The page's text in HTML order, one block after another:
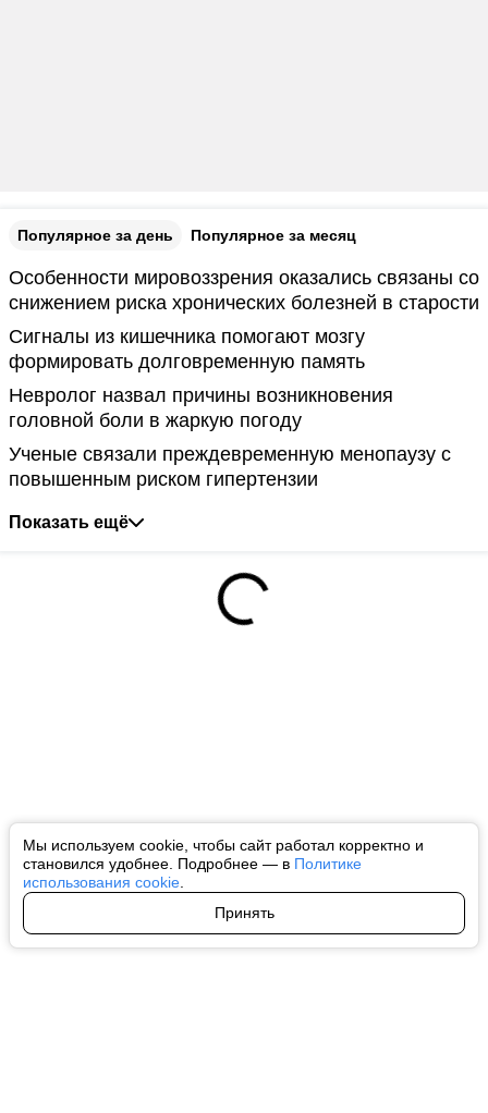
Мы используем cookie, чтобы сайт работал корректно и
становился удобнее. Подробнее — в Политике
использования cookie
Принять
Популярное за день Популярное за месяц
Особенности мировоззрения оказались связаны со
снижением риска хронических болезней в старости
Сигналы из кишечника помогают мозгу
формировать долговременную память
Невролог назвал причины возникновения
головной боли в жаркую погоду
Ученые связали преждевременную менопаузу с
повышенным риском гипертензии
Показать ещё